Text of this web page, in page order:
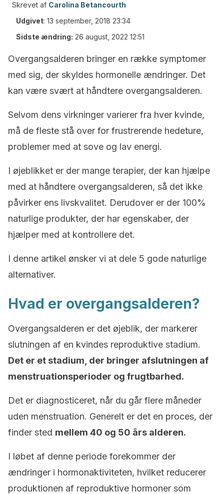
Skrevet af Carolina Betancourth
Udgivet: 13 september, 2018 23:34
Sidste ændring: 26 august, 2022 12:51
Overgangsalderen bringer en række symptomer
med sig, der skyldes hormonelle ændringer. Det
kan være svært at håndtere overgangsalderen.
Selvom dens virkninger varierer fra hver kvinde,
må de fleste stå over for frustrerende hedeture,
problemer med at sove og lav energi.
I øjeblikket er der mange terapier, der kan hjælpe
med at håndtere overgangsalderen, så det ikke
påvirker ens livskvalitet. Derudover er der 100%
naturlige produkter, der har egenskaber, der
hjælper med at kontrollere det.
I denne artikel ønsker vi at dele 5 gode naturlige
alternativer.
Hvad er overgangsalderen?
Overgangsalderen er det øjeblik, der markerer
slutningen af ​​en kvindes reproduktive stadium.
Det er et stadium, der bringer afslutningen af ​​
menstruationsperioder og frugtbarhed.
Det er diagnosticeret, når du går flere måneder
uden menstruation. Generelt er det en proces, der
finder sted mellem 40 og 50 års alderen.
I løbet af denne periode forekommer der
ændringer i hormonaktiviteten, hvilket reducerer
produktionen af ​​reproduktive hormoner som